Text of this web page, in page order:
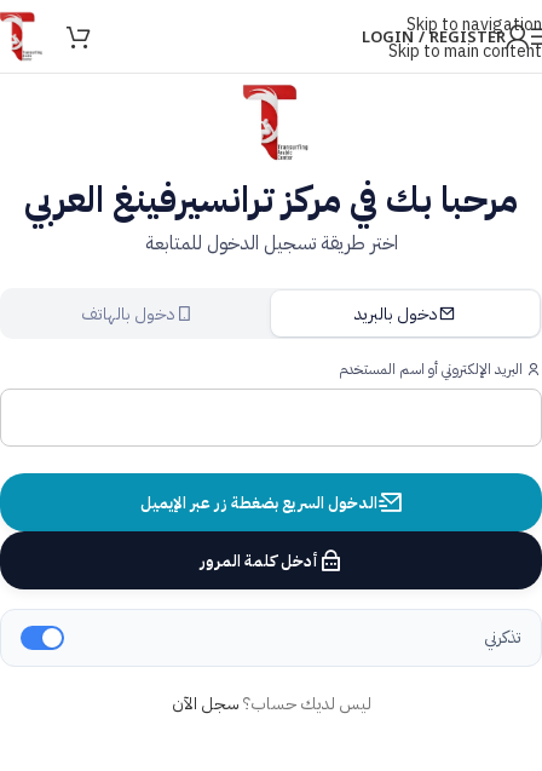
Skip to navigation
Skip to main content
LOGIN / REGISTER
مرحبا بك في مركز ترانسيرفينغ العربي
اختر طريقة تسجيل الدخول للمتابعة
دخول بالبريد دخول بالهاتف
البريد الإلكتروني أو اسم المستخدم
الدخول السريع بضغطة زر عبر الإيميل
أدخل كلمة المرور
تذكرني
ليس لديك حساب؟سجل الآن